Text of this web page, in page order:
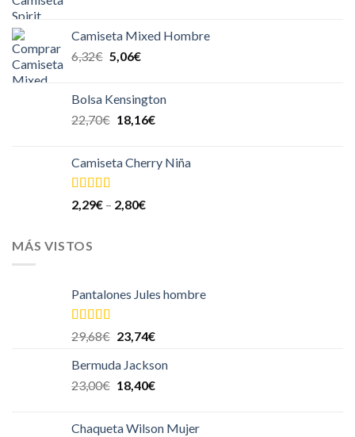
Camiseta Mixed Hombre
6,32€ 5,06€
Bolsa Kensington
22,70€ 18,16€
Camiseta Cherry Niña
Valorado
en
de
2,29€ – 2,80€
MÁS VISTOS
Pantalones Jules hombre
Valorado en
5.00
29,68€ 23,74€
Bermuda Jackson
23,00€ 18,40€
Chaqueta Wilson Mujer